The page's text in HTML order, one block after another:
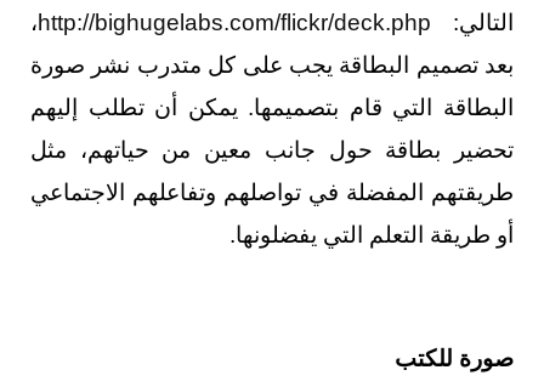
التالي: http://bighugelabs.com/flickr/deck.php،
بعد تصميم البطاقة يجب على كل متدرب نشر صورة
البطاقة التي قام بتصميمها. يمكن أن تطلب إليهم
تحضير بطاقة حول جانب معين من حياتهم، مثل
طريقتهم المفضلة في تواصلهم وتفاعلهم الاجتماعي
أو طريقة التعلم التي يفضلونها.
صورة للكتب